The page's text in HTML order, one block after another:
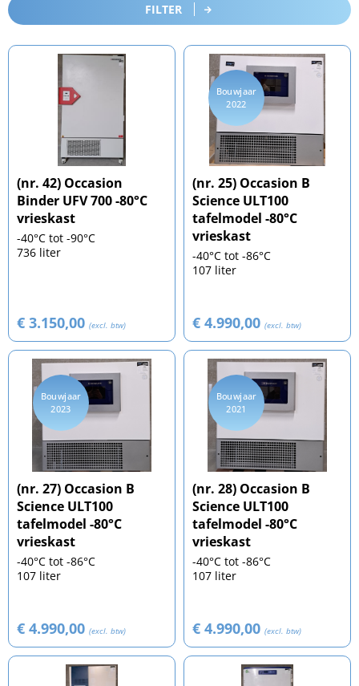
FILTER
(nr. 42) Occasion
Binder UFV 700 -80°C
vrieskast
-40°C tot -90°C
736 liter
€ 3.150,00 (excl. btw)
Bouwjaar
2022
(nr. 25) Occasion B
Science ULT100
tafelmodel -80°C
vrieskast
-40°C tot -86°C
107 liter
€ 4.990,00 (excl. btw)
Bouwjaar
2023
(nr. 27) Occasion B
Science ULT100
tafelmodel -80°C
vrieskast
-40°C tot -86°C
107 liter
€ 4.990,00 (excl. btw)
Bouwjaar
2021
(nr. 28) Occasion B
Science ULT100
tafelmodel -80°C
vrieskast
-40°C tot -86°C
107 liter
€ 4.990,00 (excl. btw)